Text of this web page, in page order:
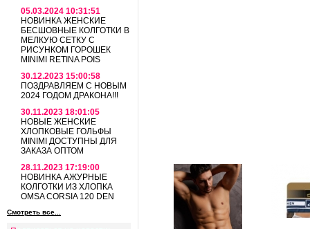
05.03.2024 10:31:51
НОВИНКА ЖЕНСКИЕ
БЕСШОВНЫЕ КОЛГОТКИ В
МЕЛКУЮ СЕТКУ С
РИСУНКОМ ГОРОШЕК
MINIMI RETINA POIS
30.12.2023 15:00:58
ПОЗДРАВЛЯЕМ С НОВЫМ
2024 ГОДОМ ДРАКОНА!!!
30.11.2023 18:01:05
НОВЫЕ ЖЕНСКИЕ
ХЛОПКОВЫЕ ГОЛЬФЫ
MINIMI ДОСТУПНЫ ДЛЯ
ЗАКАЗА ОПТОМ
28.11.2023 17:19:00
НОВИНКА АЖУРНЫЕ
КОЛГОТКИ ИЗ ХЛОПКА
OMSA CORSIA 120 DEN
Смотреть все...